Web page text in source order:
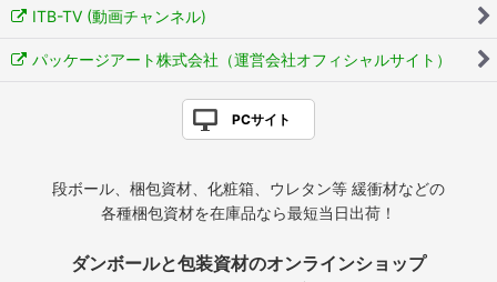
ITB-TV (動画チャンネル)
パッケージアート株式会社（運営会社オフィシャルサイト）
PCサイト
段ボール、梱包資材、化粧箱、ウレタン等 緩衝材などの
各種梱包資材を在庫品なら最短当日出荷！
ダンボールと包装資材のオンラインショップ